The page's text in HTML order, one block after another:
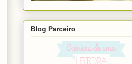
Blog Parceiro